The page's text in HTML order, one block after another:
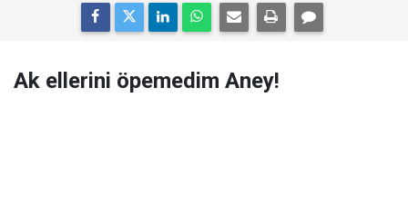
Ak ellerini öpemedim Aney!